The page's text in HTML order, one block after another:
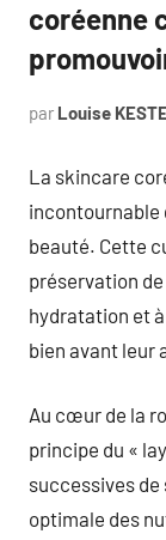
coréenne
par Louise
La skincare
incontournable
beauté. Cette
préservation
hydratation et
bien avant leur
Au cœur de la
principe du «
successives
optimale des